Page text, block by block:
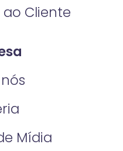
Cliente
Mídia